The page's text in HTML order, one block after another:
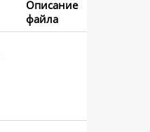
Описание
файла